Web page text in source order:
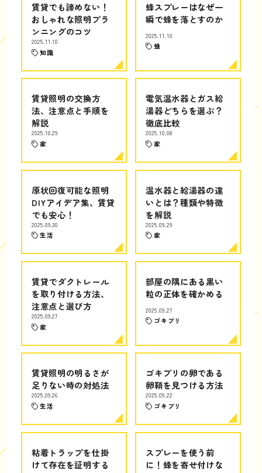
賃貸でも諦めない！
おしゃれな照明プラ
ンニングのコツ
2025.11.10
知識
蜂スプレーはなぜ一
瞬で蜂を落とすのか
2025.11.10
蜂
賃貸照明の交換方
法、注意点と手順を
解説
2025.10.29
家
電気温水器とガス給
湯器どちらを選ぶ？
徹底比較
2025.10.08
家
原状回復可能な照明
DIYアイデア集、賃貸
でも安心！
2025.09.30
生活
温水器と給湯器の違
いとは？種類や特徴
を解説
2025.09.29
家
賃貸でダクトレール
を取り付ける方法、
注意点と選び方
2025.09.27
家
部屋の隅にある黒い
粒の正体を確かめる
2025.09.27
ゴキブリ
賃貸照明の明るさが
足りない時の対処法
2025.09.26
生活
ゴキブリの卵である
卵鞘を見つける方法
2025.09.22
ゴキブリ
粘着トラップを仕掛
けて存在を証明する
スプレーを使う前
に！蜂を寄せ付けな